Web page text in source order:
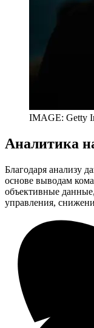
IMAGE: Getty
Аналитика
Благодаря анализу
основе выводам
объективные
управления,